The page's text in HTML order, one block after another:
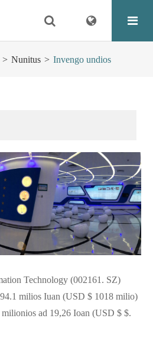
Nunitus Invengo undios
Technology (002161. SZ)
milios Iuan (USD $ 1018 milio)
milionios ad 19,26 Ioan (USD $ $.